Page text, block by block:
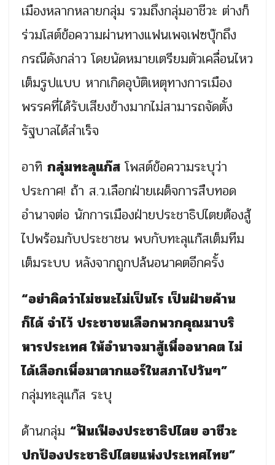
เมืองหลากหลายกลุ่ม รวมถึงกลุ่มอาชีวะ ต่างก็
ร่วมโสต์ข้อความผ่านทางแฟนเพจเฟซบุ๊กถึง
กรณีดังกล่าว โดยนัดหมายเตรียมตัวเคลื่อนไหว
เต็มรูปแบบ หากเกิดอุบัติเหตุทางการเมือง
พรรคที่ได้รับเสียงข้างมากไม่สามารถจัดตั้ง
รัฐบาลได้สำเร็จ
อาทิ กลุ่มทะลุแก๊ส โพสต์ข้อความระบุว่า
ประกาศ! ถ้า ส.ว.เลือกฝ่ายเผด็จการสืบทอด
อำนาจต่อ นักการเมืองฝ่ายประชาธิปไตยต้องสู้
ไปพร้อมกับประชาชน พบกับทะลุแก๊สเต็มทีม
เต็มระบบ หลังจากถูกปล้นอนาคตอีกครั้ง
“อย่าคิดว่าไม่ชนะไม่เป็นไร เป็นฝ่ายค้าน
ก็ได้ จำไว้ ประชาชนเลือกพวกคุณมาบริ
หารประเทศ ให้อำนาจมาสู้เพื่ออนาคต ไม่
ได้เลือกเพื่อมาตากแอร์ในสภาไปวันๆ”
กลุ่มทะลุแก๊ส ระบุ
ด้านกลุ่ม “ฟันเฟืองประชาธิปไตย อาชีวะ
ปกป้องประชาธิปไตยแห่งประเทศไทย”